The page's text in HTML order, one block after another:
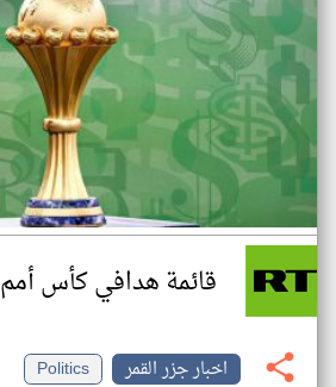
قائمة هدافي كأس أمم
اخبار جزر القمر
Politics